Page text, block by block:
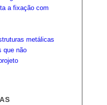
a fixação com
metálicas
que não